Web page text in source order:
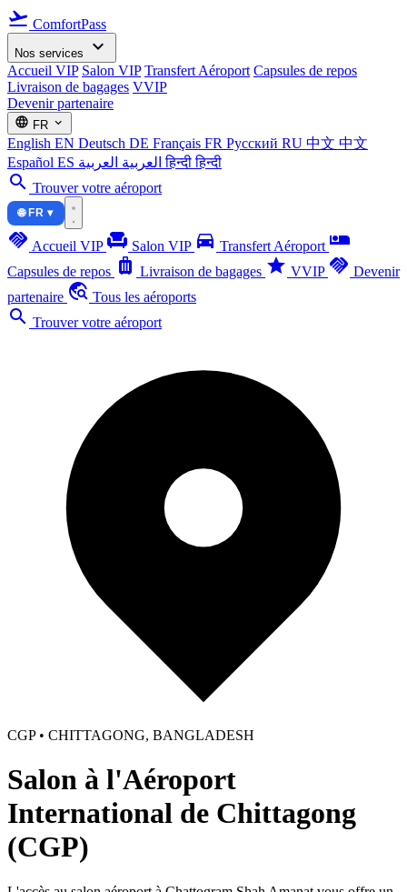
flight_takeoff ComfortPass
Nos services expand_more
Accueil VIP Salon VIP Transfert Aéroport Capsules de repos
Livraison de bagages VVIP
Devenir partenaire
language FR expand_more
English EN Deutsch DE Français FR Русский RU 中文 中文
Español ES العربية العربية हिन्दीहिन्दी
search Trouver votre aéroport
🌐 FR ▾
handshake Accueil VIP chair Salon VIP directions_car Transfert Aéroport airline_seat_individual_suite
Capsules de repos luggage Livraison de bagages star VVIP handshake Devenir
partenaire travel_explore Tous les aéroports
search Trouver votre aéroport
CGP • CHITTAGONG, BANGLADESH
Salon à l'Aéroport
International de Chittagong
(CGP)